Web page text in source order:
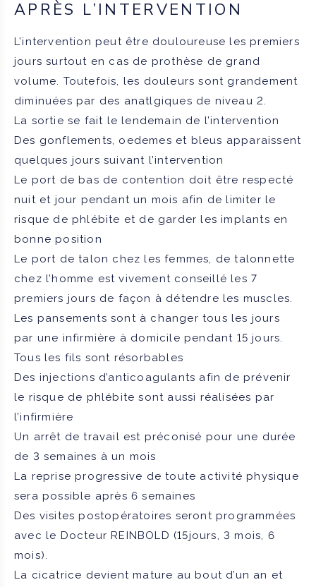
APRÈS L’INTERVENTION
L’intervention peut être douloureuse les premiers
jours surtout en cas de prothèse de grand
volume. Toutefois, les douleurs sont grandement
diminuées par des anatlgiques de niveau 2.
La sortie se fait le lendemain de l’intervention
Des gonflements, oedemes et bleus apparaissent
quelques jours suivant l’intervention
Le port de bas de contention doit être respecté
nuit et jour pendant un mois afin de limiter le
risque de phlébite et de garder les implants en
bonne position
Le port de talon chez les femmes, de talonnette
chez l’homme est vivement conseillé les 7
premiers jours de façon à détendre les muscles.
Les pansements sont à changer tous les jours
par une infirmière à domicile pendant 15 jours.
Tous les fils sont résorbables
Des injections d’anticoagulants afin de prévenir
le risque de phlébite sont aussi réalisées par
l’infirmière
Un arrêt de travail est préconisé pour une durée
de 3 semaines à un mois
La reprise progressive de toute activité physique
sera possible après 6 semaines
Des visites postopératoires seront programmées
avec le Docteur REINBOLD (15jours, 3 mois, 6
mois).
La cicatrice devient mature au bout d’un an et